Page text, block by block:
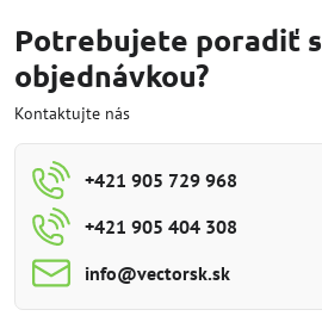
Potrebujete poradiť s
objednávkou?
Kontaktujte nás
+421 905 729 968
+421 905 404 308
info​@vectorsk​.sk